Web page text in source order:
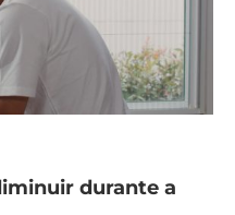
durante a